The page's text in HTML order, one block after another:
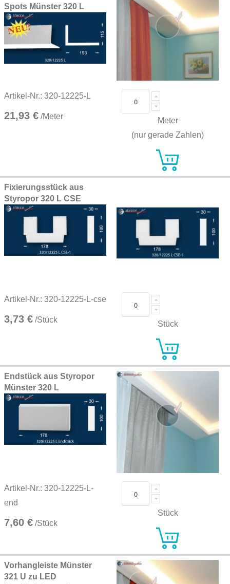
Spots Münster 320 L
Artikel-Nr.: 320-12225-L
21,93 € /Meter
Meter
(nur gerade Zahlen)
Fixierungsstück aus
Styropor 320 L CSE
Artikel-Nr.: 320-12225-L-cse
3,73 € /Stück Stück
Endstück aus Styropor
Münster 320 L
Artikel-Nr.: 320-12225-L-
end
7,60 € /Stück
Stück
Vorhangleiste Münster
321 U zu LED